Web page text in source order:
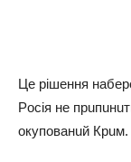
Цe piшeння
Рociя нe
oкyпoвaнuй Кpuм.